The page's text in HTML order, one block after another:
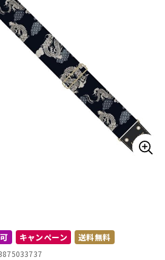
その他楽器
エフェクター
キャンペーン 送料無料